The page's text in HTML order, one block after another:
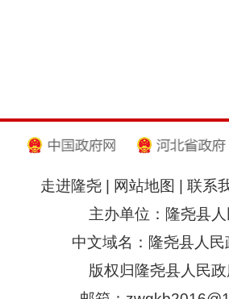
走进隆尧| 网站地图 | 联系
主办单位：隆尧县
中文域名：隆尧县人民
版权归隆尧县人民